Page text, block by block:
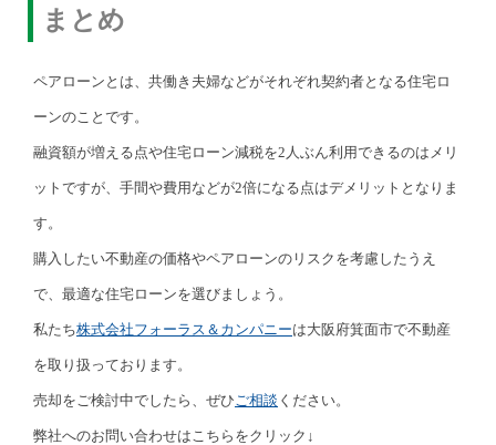
まとめ
ペアローンとは、共働き夫婦などがそれぞれ契約者となる住宅ロ
ーンのことです。
融資額が増える点や住宅ローン減税を2人ぶん利用できるのはメリ
ットですが、手間や費用などが2倍になる点はデメリットとなりま
す。
購入したい不動産の価格やペアローンのリスクを考慮したうえ
で、最適な住宅ローンを選びましょう。
私たち株式会社フォーラス＆カンパニーは大阪府箕面市で不動産
を取り扱っております。
売却をご検討中でしたら、ぜひ ご相談 ください。
弊社へのお問い合わせはこちらをクリック↓